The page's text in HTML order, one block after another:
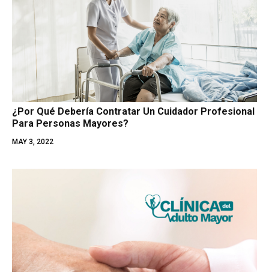
¿Por Qué Debería Contratar Un Cuidador Profesional
Para Personas Mayores?
MAY 3, 2022